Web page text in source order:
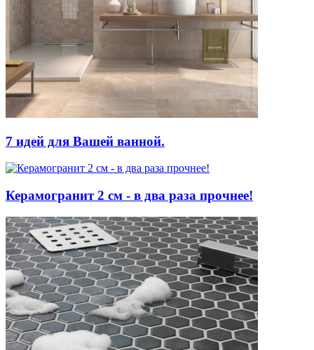
7 идей для Вашей ванной.
Керамогранит 2 см - в два раза прочнее!